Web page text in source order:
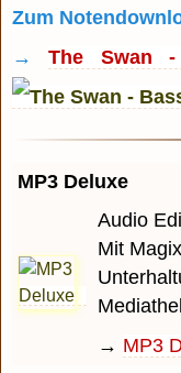
Zum
→The Swan -
MP3 Deluxe
Audio
Mit
→ MP3